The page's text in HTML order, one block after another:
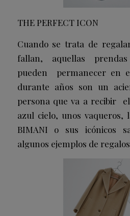
THE PERFECT ICON
Cuando se trata de
fallan, aquellas
pueden permanecer en
durante años son un
persona que va a recibir
azul cielo, unos vaqueros,
BIMANI o sus icónicos
algunos ejemplos de